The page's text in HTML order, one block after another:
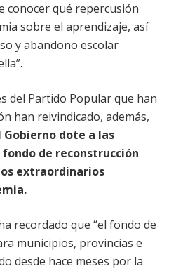
conocer qué repercusión
sobre el aprendizaje, así
y abandono escolar
del Partido Popular que han
han reivindicado, además,
Gobierno dote a las
de reconstrucción
extraordinarios
recordado que “el fondo de
municipios, provincias e
desde hace meses por la